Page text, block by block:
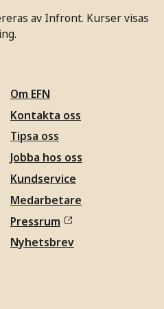
av Infront. Kurser visas
Om EFN
Kontakta oss
Tipsa oss
Jobba hos oss
Kundservice
Medarbetare
Pressrum
Nyhetsbrev